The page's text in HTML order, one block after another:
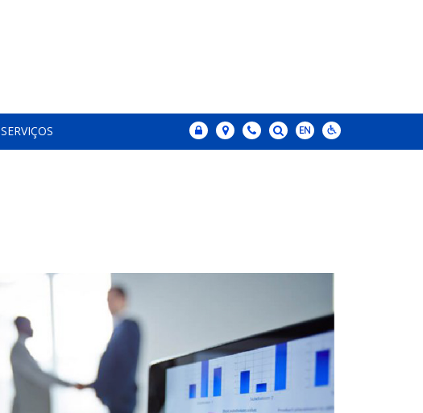
SERVIÇOS